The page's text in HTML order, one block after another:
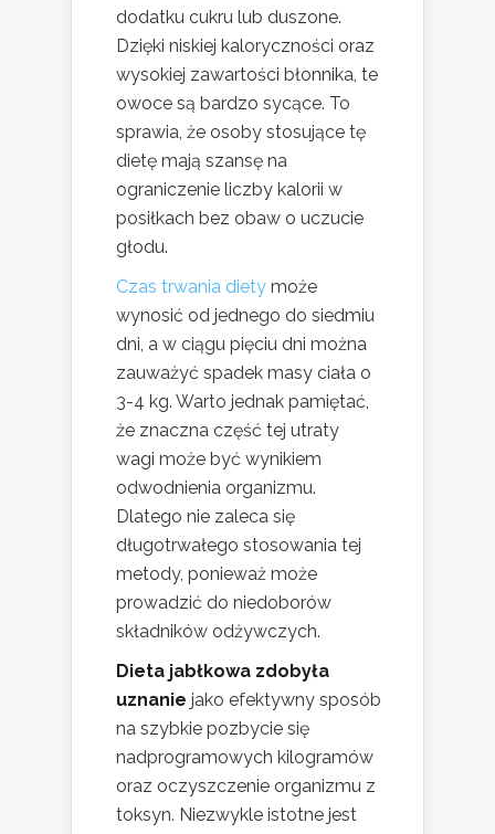
dodatku cukru lub duszone.
Dzięki niskiej kaloryczności oraz
wysokiej zawartości błonnika, te
owoce są bardzo sycące. To
sprawia, że osoby stosujące tę
dietę mają szansę na
ograniczenie liczby kalorii w
posiłkach bez obaw o uczucie
głodu.
Czas trwania diety może
wynosić od jednego do siedmiu
dni, a w ciągu pięciu dni można
zauważyć spadek masy ciała o
3-4 kg. Warto jednak pamiętać,
że znaczna część tej utraty
wagi może być wynikiem
odwodnienia organizmu.
Dlatego nie zaleca się
długotrwałego stosowania tej
metody, ponieważ może
prowadzić do niedoborów
składników odżywczych.
Dieta jabłkowa zdobyła
uznanie jako efektywny sposób
na szybkie pozbycie się
nadprogramowych kilogramów
oraz oczyszczenie organizmu z
toksyn. Niezwykle istotne jest